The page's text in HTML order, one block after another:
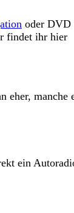
oder DVD
findet ihr hier
eher, manche
ein